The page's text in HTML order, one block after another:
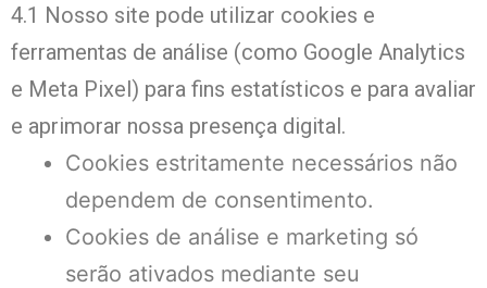
4.1 Nosso site pode utilizar cookies e
ferramentas de análise (como Google Analytics
e Meta Pixel) para fins estatísticos e para avaliar
e aprimorar nossa presença digital.
Cookies estritamente necessários não
dependem de consentimento.
Cookies de análise e marketing só
serão ativados mediante seu